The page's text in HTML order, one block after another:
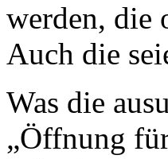
werden, die
Auch die
Was die
„Öffnung